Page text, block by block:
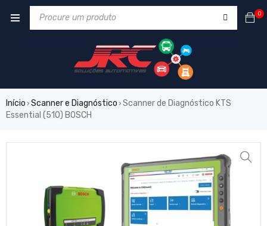
0
Início › Scanner e Diagnóstico › Scanner de Diagnóstico KTS
Essential (510) BOSCH